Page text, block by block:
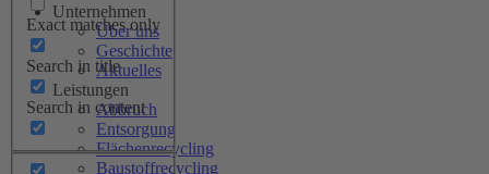
Exact matches only
Search in title
Search in content
Unternehmen
Über uns
Geschichte
Aktuelles
Leistungen
Abbruch
Entsorgung
Flächenrecycling
Baustoffrecycling